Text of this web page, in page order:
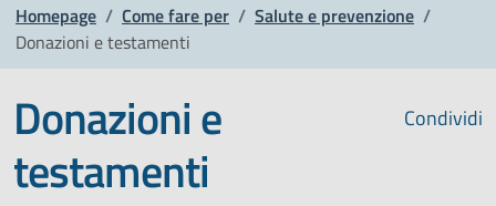
Homepage / Come fare per / Salute e prevenzione /
Donazioni e testamenti
Condividi
Donazioni e
testamenti